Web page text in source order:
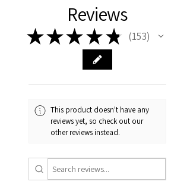
Reviews
★★★ ★ ★ 153
153
This product doesn't have any
reviews yet, so check out our
other reviews instead.